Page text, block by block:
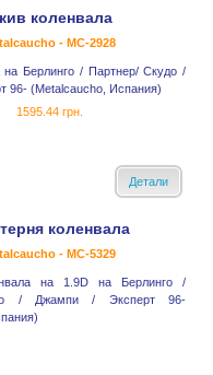
коленвала
- MC-2928
на Берлинго / Партнер/ Скудо /
96- (Metalcaucho, Испания)
1595.44 грн.
Детали
коленвала
- MC-5329
на 1.9D на Берлинго /
/ Джампи / Эксперт 96-